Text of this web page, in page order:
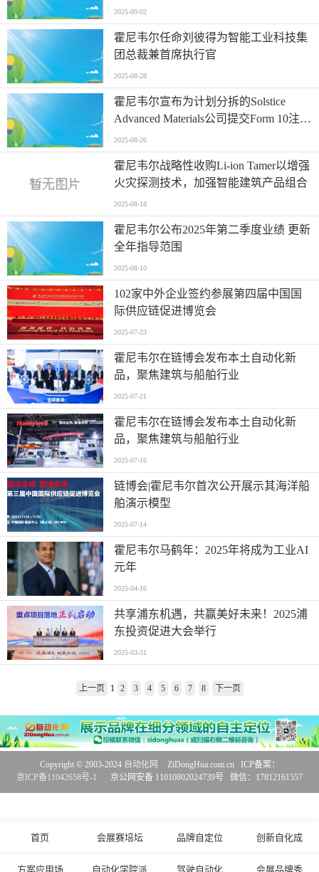
2025-09-02
霍尼韦尔任命刘彼得为智能工业科技集
团总裁兼首席执行官
2025-08-28
霍尼韦尔宣布为计划分拆的Solstice
Advanced Materials公司提交Form 10注册
声明，并将举行投资者日
2025-08-26
霍尼韦尔战略性收购Li-ion Tamer以增强
火灾探测技术，加强智能建筑产品组合
2025-08-18
霍尼韦尔公布2025年第二季度业绩 更新
全年指导范围
2025-08-10
102家中外企业签约参展第四届中国国
际供应链促进博览会
2025-07-23
霍尼韦尔在链博会发布本土自动化新
品，聚焦建筑与船舶行业
2025-07-21
霍尼韦尔在链博会发布本土自动化新
品，聚焦建筑与船舶行业
2025-07-16
链博会|霍尼韦尔首次公开展示其海洋船
舶演示模型
2025-07-14
霍尼韦尔马鹤年：2025年将成为工业AI
元年
2025-04-16
共享浦东机遇，共赢美好未来！2025浦
东投资促进大会举行
2025-03-31
上一页 1 2 3 4 5 6 7 8 下一页
首页 会展赛培坛 品牌自定位 创新自化成
方案应用场 自动化学院派 驾驶自动化 会展品牌秀
Copyright © 2003-2024 自动化网
ZiDongHua.com.cn ICP备案：
京ICP备11042658号-1
京公网安备 11010802024739号 微信：17812161557